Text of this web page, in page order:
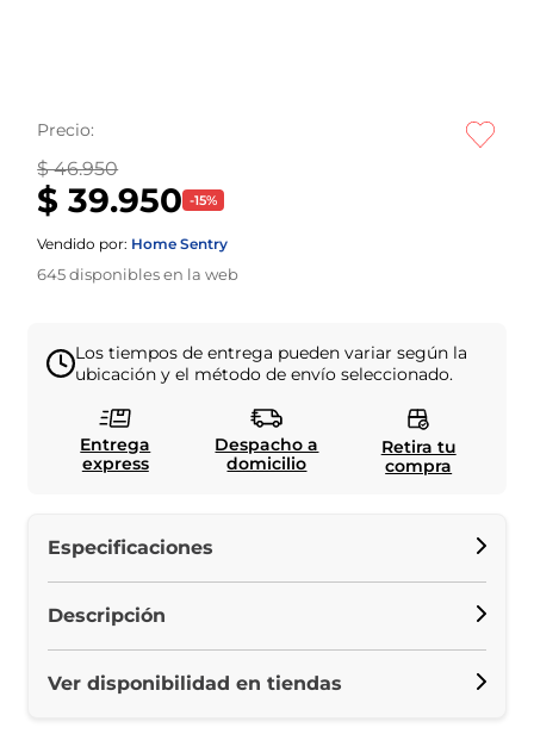
Precio:
$ 46.950
$ 39.950 -15%
Vendido por: Home Sentry
645disponibles en la web
Los tiempos de entrega pueden variar según la
ubicación y el método de envío seleccionado.
Entrega
express
Despacho a
domicilio
Retira tu
compra
Especificaciones
Descripción
Ver disponibilidad en tiendas